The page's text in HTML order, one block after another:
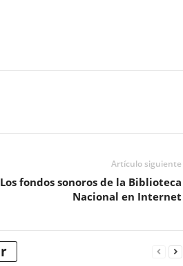
Artículo siguiente
Los fondos sonoros de la Biblioteca
Nacional en Internet